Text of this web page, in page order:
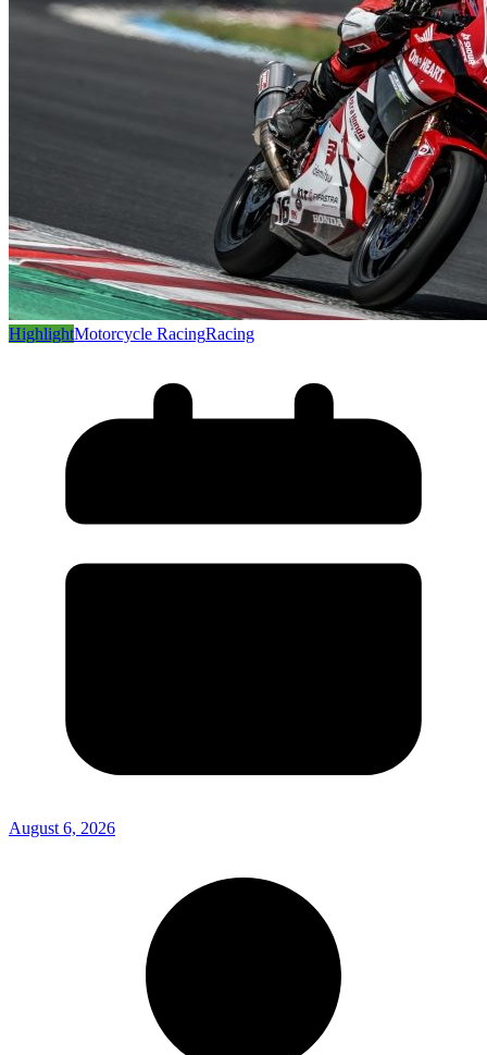
HighlightMotorcycle RacingRacing
August 6, 2026